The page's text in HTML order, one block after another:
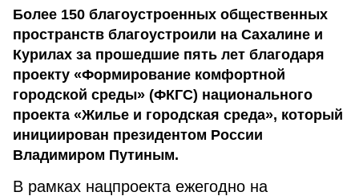
Более 150 благоустроенных общественных
пространств благоустроили на Сахалине и
Курилах за прошедшие пять лет благодаря
проекту «Формирование комфортной
городской среды» (ФКГС) национального
проекта «Жилье и городская среда», который
инициирован президентом России
Владимиром Путиным.
В рамках нацпроекта ежегодно на